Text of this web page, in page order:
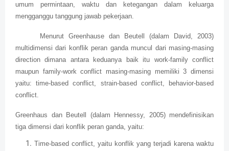
umum permintaan, waktu dan ketegangan dalam keluarga
mengganggu tanggung jawab pekerjaan.
Menurut Greenhause dan Beutell (dalam David, 2003)
multidimensi dari konflik peran ganda muncul dari masing-masing
direction dimana antara keduanya baik itu work-family conflict
maupun family-work conflict masing-masing memiliki 3 dimensi
yaitu: time-based conflict, strain-based conflict, behavior-based
conflict.
Greenhaus dan Beutell (dalam Hennessy, 2005) mendefinisikan
tiga dimensi dari konflik peran ganda, yaitu:
Time-based conflict, yaitu konflik yang terjadi karena waktu